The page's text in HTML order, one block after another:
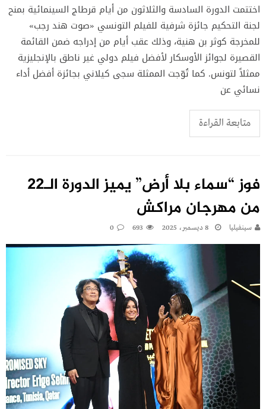
اختتمت الدورة السادسة والثلاثون من أيام قرطاج السينمائية بمنح
لجنة التحكيم جائزة شرفية للفيلم التونسي «صوت هند رجب»
للمخرجة كوثر بن هنية، وذلك عقب أيام من إدراجه ضمن القائمة
القصيرة لجوائز الأوسكار لأفضل فيلم دولي غير ناطق بالإنجليزية
ممثلاً لتونس. كما تُوّجت الممثلة سجى كيلاني بجائزة أفضل أداء
نسائي عن
متابعة القراءة
فوز “سماء بلا أرض” يميز الدورة الـ22
من مهرجان مراكش
سينفيليا 8 ديسمبر، 2025 693
0